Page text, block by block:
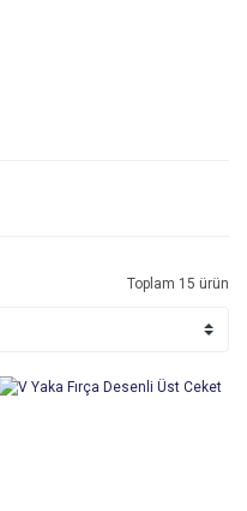
Toplam 15 ürün